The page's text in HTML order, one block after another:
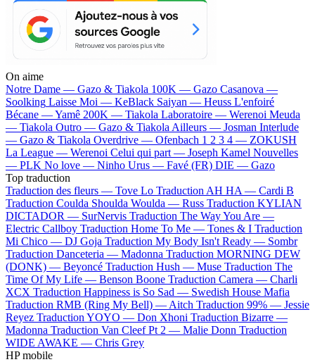
On aime
Notre Dame — Gazo & Tiakola 100K — Gazo Casanova —
Soolking Laisse Moi — KeBlack Saiyan — Heuss L'enfoiré
Bécane —Yamê 200K — Tiakola Laboratoire — Werenoi Meuda
— Tiakola Outro — Gazo & Tiakola Ailleurs — Josman Interlude
— Gazo & Tiakola Overdrive — Ofenbach 1 2 3 4 — ZOKUSH
La League — Werenoi Celui qui part — Joseph Kamel Nouvelles
— PLK No love — Ninho Urus — Favé (FR) DIE — Gazo
Top traduction
Traduction des fleurs — Tove Lo Traduction AH HA — Cardi B
Traduction Coulda Shoulda Woulda — Russ Traduction KYLIAN
DICTADOR — SurNervis Traduction The Way You Are —
Electric Callboy Traduction Home To Me — Tones & I Traduction
Mi Chico — DJ Goja Traduction My Body Isn't Ready — Sombr
Traduction Danceteria — Madonna Traduction MORNING DEW
(DONK) — Beyoncé Traduction Hush — Muse Traduction The
Time Of My Life — Benson Boone Traduction Camera — Charli
XCX Traduction Happiness is So Sad — Swedish House Mafia
Traduction RMB (Ring My Bell) — Aitch Traduction 99% — Jessie
Reyez Traduction YOYO — Don Xhoni Traduction Bizarre —
Madonna Traduction Van Cleef Pt 2 — Malie Donn Traduction
WIDE AWAKE — Chris Grey
HP mobile